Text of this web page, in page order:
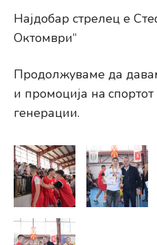
Најдобар стрелец е
Октомври“
Продолжуваме да
и промоција нa
генерации.